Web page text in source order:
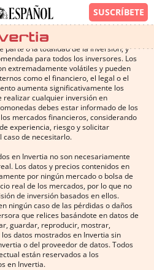
o criptomonedas conlleva altos
parte o la totalidad de la inversión, y
para todos los inversores. Los
extremadamente volátiles y pueden
como el financiero, el legal o el
aumenta significativamente los
realizar cualquier inversión en
debes estar informado de los
mercados financieros, considerando
experiencia, riesgo y solicitar
de necesitarlo.
en Invertia no son necesariamente
Los datos y precios contenidos en
por ningún mercado o bolsa de
real de los mercados, por lo que no
de inversión basados en ellos.
ningún caso de las pérdidas o daños
que relices basándote en datos de
guardar, reproducir, mostrar,
datos mostrados en Invertia sin
o del proveedor de datos. Todos
están reservados a los
en Invertia.